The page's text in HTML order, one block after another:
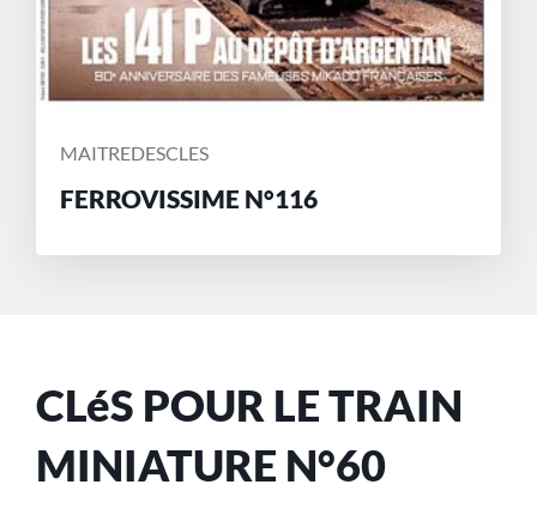
MAITREDESCLES
FERROVISSIME N°116
CLéS POUR LE TRAIN
MINIATURE N°60